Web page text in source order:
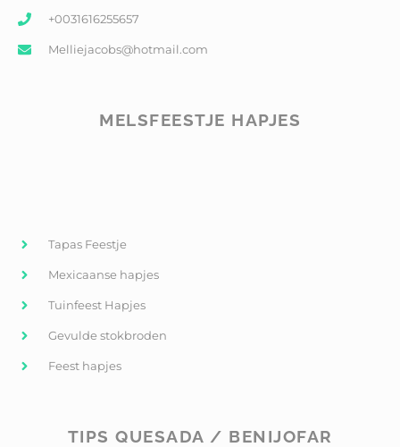
+0031616255657
Melliejacobs@hotmail.com
MELSFEESTJE HAPJES
Tapas Feestje
Mexicaanse hapjes
Tuinfeest Hapjes
Gevulde stokbroden
Feest hapjes
TIPS QUESADA / BENIJOFAR